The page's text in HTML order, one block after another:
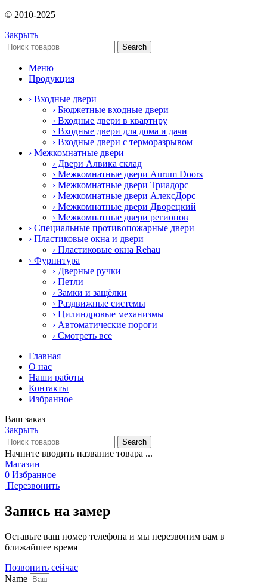
© 2010-2025
Закрыть
Search
Меню
Продукция
› Входные двери
› Бюджетные входные двери
› Входные двери в квартиру
› Входные двери для дома и дачи
› Входные двери с терморазрывом
› Межкомнатные двери
› Двери Алвика склад
› Межкомнатные двери Aurum Doors
› Межкомнатные двери Триадорс
› Межкомнатные двери АлексДорс
› Межкомнатные двери Дворецкий
› Межкомнатные двери регионов
› Специальные противопожарные двери
› Пластиковые окна и двери
› Пластиковые окна Rehau
› Фурнитура
› Дверные ручки
› Петли
› Замки и защёлки
› Раздвижные системы
› Цилиндровые механизмы
› Автоматические пороги
› Смотреть все
Главная
О нас
Наши работы
Контакты
Избранное
Ваш заказ
Закрыть
Search
Начните вводить название товара ...
Магазин
0 Избранное
Перезвонить
Запись на замер
Оставьте ваш номер телефона и мы перезвоним вам в
ближайшее время
Позвонить сейчас
Name